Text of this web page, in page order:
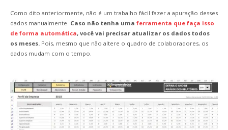
Como dito anteriormente, não é um trabalho fácil fazer a apuração desses
dados manualmente. Caso não tenha uma ferramenta que faça isso
de forma automática, você vai precisar atualizar os dados todos
os meses. Pois, mesmo que não altere o quadro de colaboradores, os
dados mudam com o tempo.